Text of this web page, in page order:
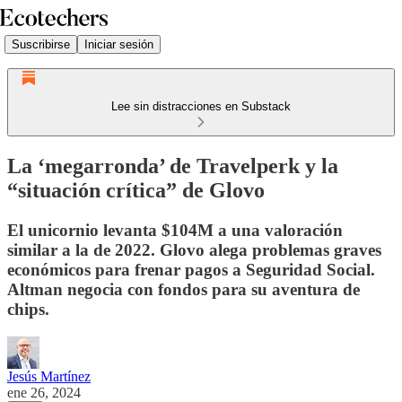
Suscribirse Iniciar sesión
Lee sin distracciones en Substack
La ‘megarronda’ de Travelperk y la
“situación crítica” de Glovo
El unicornio levanta $104M a una valoración
similar a la de 2022. Glovo alega problemas graves
económicos para frenar pagos a Seguridad Social.
Altman negocia con fondos para su aventura de
chips.
Jesús Martínez
ene 26, 2024